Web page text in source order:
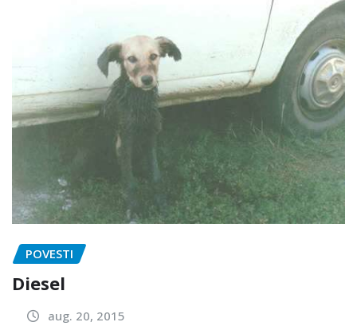
POVESTI
Diesel
aug. 20, 2015